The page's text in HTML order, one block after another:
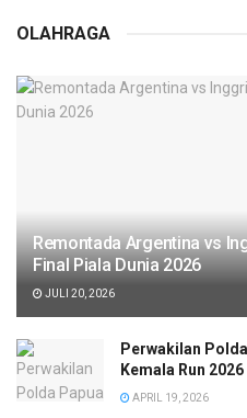
OLAHRAGA
Remontada Argentina vs
Final Piala Dunia 2026
JULI 20, 2026
Perwakilan
Kemala Run
APRIL 19, 2026